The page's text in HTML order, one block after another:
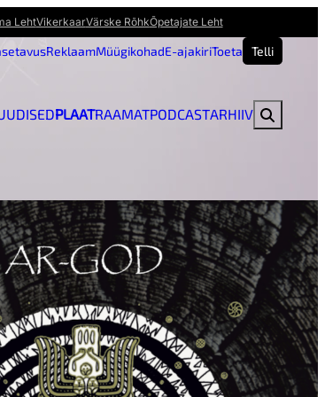
LehtVikerkaarVärske RõhkÕpetajate Leht
ReklaamMüügikohadE-ajakiriToeta Telli
PLAATRAAMATPODCASTARHIIV